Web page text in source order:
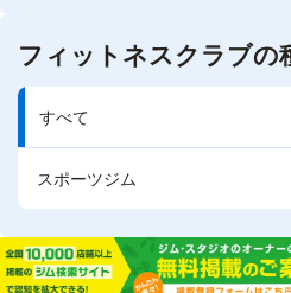
フィットネスクラブの
すべて
スポーツジム